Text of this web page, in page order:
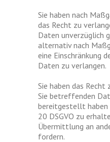
Sie haben nach
das Recht zu
Daten unverzüglich
alternativ nach
eine Einschränkung
Daten zu verlangen.
Sie haben das Recht
Sie betreffenden
bereitgestellt haben
20 DSGVO zu
Übermittlung an
fordern.